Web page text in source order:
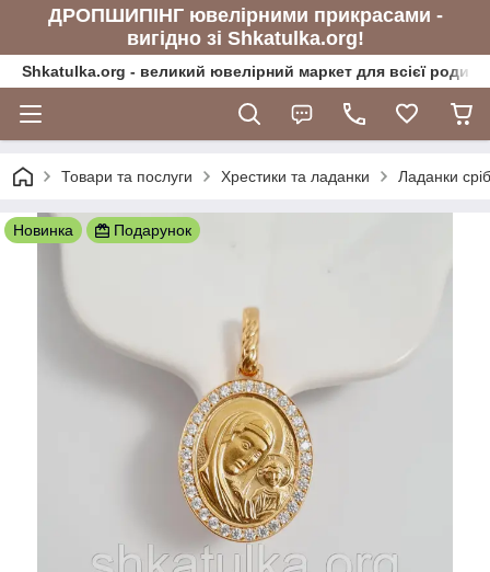
ДРОПШИПІНГ ювелірними прикрасами -
вигідно зі Shkatulka.org!
Shkatulka.org - великий ювелірний маркет для всієї
Товари та послуги Хрестики та ладанки Ладанки
Новинка Подарунок